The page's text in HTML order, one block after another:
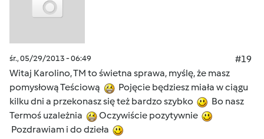
śr., 05/29/2013 - 06:49
#19
Witaj Karolino, TM to świetna sprawa, myślę, że masz
pomysłową Teściową
Pojęcie będziesz miała w ciągu
kilku dni a przekonasz się też bardzo szybko
Bo nasz
Termoś uzależnia
Oczywiście pozytywnie
Pozdrawiam i do dzieła